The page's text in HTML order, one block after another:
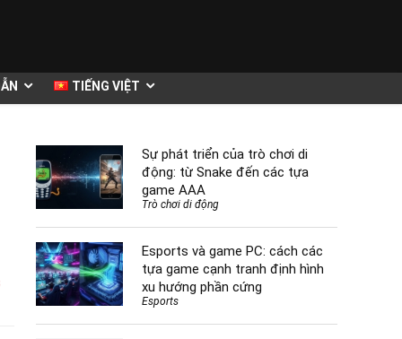
TIẾNG VIỆT
Sự phát triển của trò chơi di
động: từ Snake đến các tựa
game AAA
Trò chơi di động
Esports và game PC: cách các
tựa game cạnh tranh định hình
xu hướng phần cứng
Esports